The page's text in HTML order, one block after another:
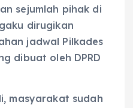
sejumlah pihak di
dirugikan
jadwal Pilkades
dibuat oleh DPRD
masyarakat sudah